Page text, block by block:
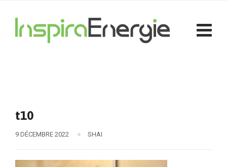
t10
9 DÉCEMBRE 2022 SHAI